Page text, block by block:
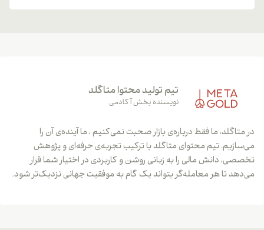
تیم تولید محتوا متاگلد
نویسنده بخش آکادمی
در متاگلد، ما فقط درباره‌ی بازار صحبت نمی‌کنیم ، ما آینده‌ی آن را
می‌سازیم. تیم محتوای متاگلد با ترکیب تجربه‌ی حرفه‌ای و پژوهش
تخصصی، دانش مالی را به زبانی روشن و کاربردی در اختیار شما قرار
می‌دهد تا هر معامله‌گر بتواند یک گام به موفقیت جهانی نزدیک‌تر شود.